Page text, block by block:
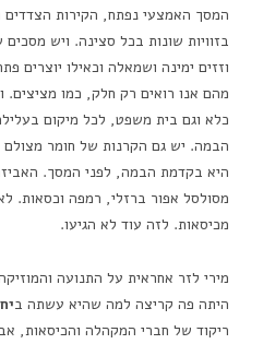
המסך האמצעי נפתח, הקירות הצדדים
בזוויות שונות בכל סצינה. ויש מסכים
וזזים ימינה ושמאלה וכאילו יוצרים
מהם אנו רואים רק חלק, כמו מציצים.
כלא וגם בית משפט, לכל מיקום
הבמה. יש גם הקרנות של חומר
היא בקדמת הבמה, לפני המסך.
מסולסל אפור ברזלי, רמפה וכסאות.
מכיסאות. לזה עוד לא הגיעו.
מירי לזר אחראית על התנועה
היתה פה קריצה למה שהיא עשתה ב
ריקוד של חברי המקהלה והכיסאות,